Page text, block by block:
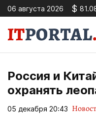
06 августа 2026 $
Россия и
охранять
05 декабря 20:43